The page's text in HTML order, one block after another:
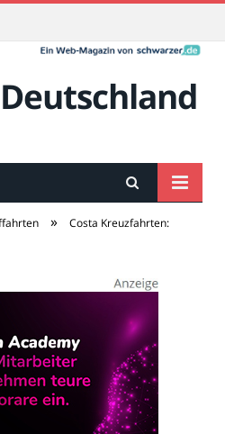
»
Costa Kreuzfahrten: